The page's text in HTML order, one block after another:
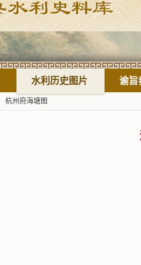
水利历史图片 谕旨
杭州府海塘图